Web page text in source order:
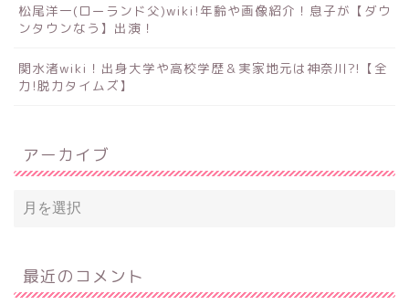
松尾洋一(ローランド父)wiki!年齢や画像紹介！息子が【ダウ
ンタウンなう】出演！
関水渚wiki！出身大学や高校学歴＆実家地元は神奈川?!【全
力!脱力タイムズ】
アーカイブ
最近のコメント